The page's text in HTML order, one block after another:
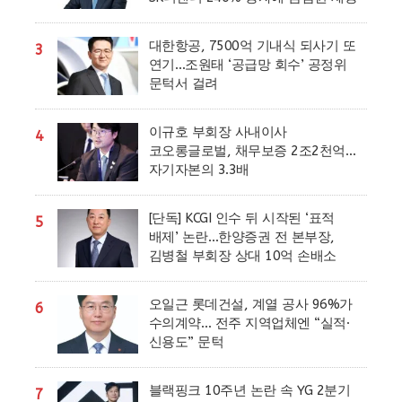
3
대한항공, 7500억 기내식 되사기 또
연기…조원태 ‘공급망 회수’ 공정위
문턱서 걸려
4
이규호 부회장 사내이사
코오롱글로벌, 채무보증 2조2천억…
자기자본의 3.3배
5
[단독] KCGI 인수 뒤 시작된 ‘표적
배제’ 논란…한양증권 전 본부장,
김병철 부회장 상대 10억 손배소
6
오일근 롯데건설, 계열 공사 96%가
수의계약… 전주 지역업체엔 “실적·
신용도” 문턱
7
블랙핑크 10주년 논란 속 YG 2분기